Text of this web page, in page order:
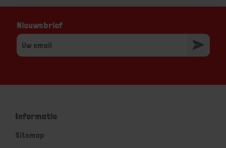
Nieuwsbrief
Informatie
Sitemap